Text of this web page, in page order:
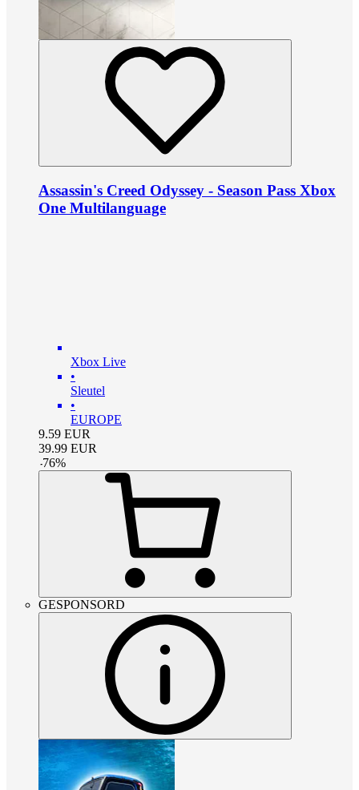
Assassin's Creed Odyssey - Season Pass Xbox
One Multilanguage
Xbox Live
•
Sleutel
•
EUROPE
9.59 EUR
39.99 EUR
-76%
GESPONSORD